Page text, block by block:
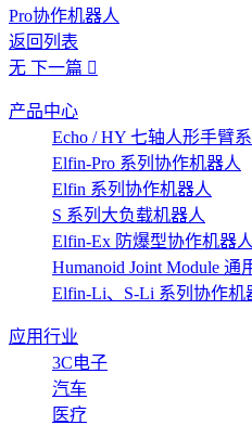
Pro协作机器人
返回列表
无 下一篇
产品中心
Echo / HY 七轴人形手臂系
Elfin-Pro 系列协作机器人
Elfin 系列协作机器人
S 系列大负载机器人
Elfin-Ex 防爆型协作机器人
Humanoid Joint Module 通
Elfin-Li、S-Li 系列协作机
应用行业
3C电子
汽车
医疗